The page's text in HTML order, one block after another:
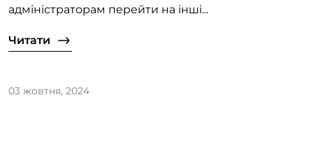
адміністраторам перейти на інші...
Читати
03 жовтня, 2024